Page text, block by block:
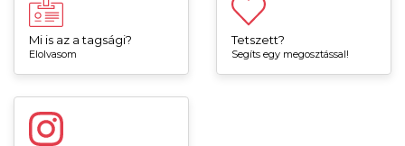
Mi is az a tagsági?
Elolvasom
Tetszett?
Segíts egy megosztással!